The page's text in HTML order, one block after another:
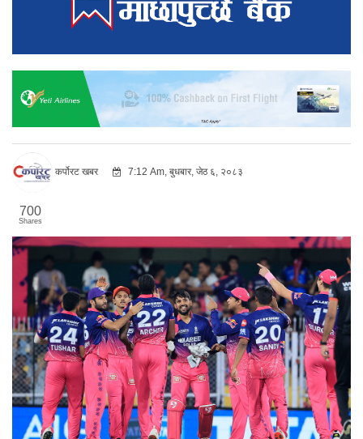
कर्पोरट खबर 7:12 Am, बुधबार, जेठ ६, २०८३
700
Shares